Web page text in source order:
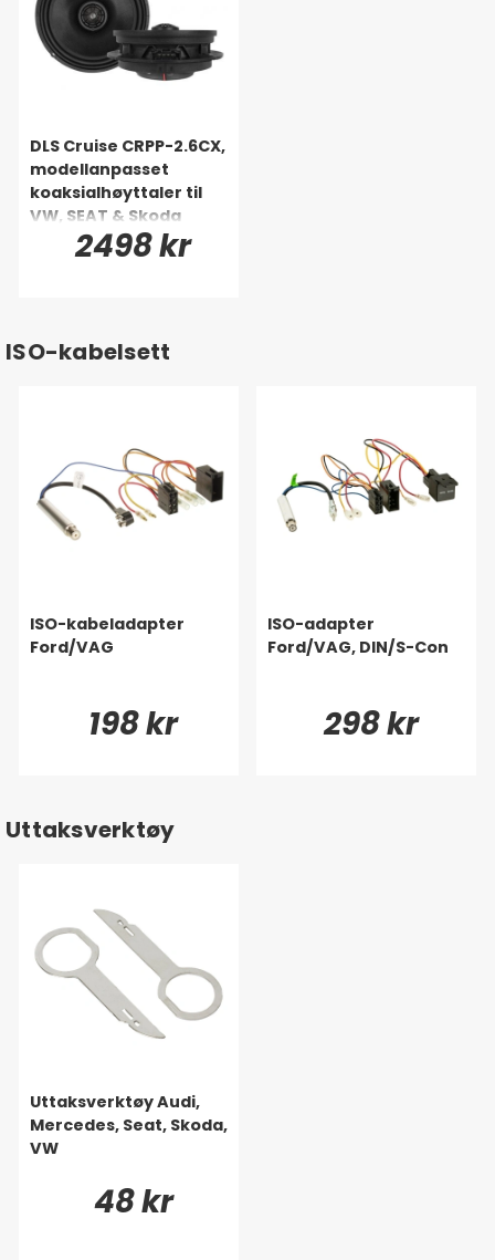
DLS Cruise CRPP-2.6CX,
modellanpasset
koaksialhøyttaler til
VW, SEAT & Skoda
2498 kr
ISO-kabelsett
ISO-kabeladapter
Ford/VAG
198 kr
ISO-adapter
Ford/VAG, DIN/S-Con
298 kr
Uttaksverktøy
Uttaksverktøy Audi,
Mercedes, Seat, Skoda,
VW
48 kr